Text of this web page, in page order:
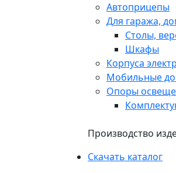
Автоприцепы
Для гаража,
Столы,
Шкафы
Корпуса
Мобильные
Опоры
Производство
Скачать каталог